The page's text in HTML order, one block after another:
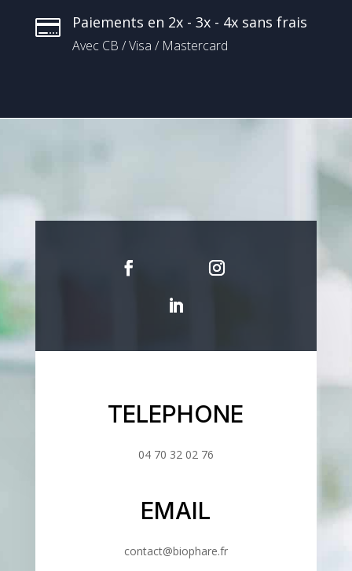
 Paiements en 2x - 3x - 4x sans frais
Avec CB / Visa / Mastercard
TELEPHONE
04 70 32 02 76
EMAIL
contact@biophare.fr